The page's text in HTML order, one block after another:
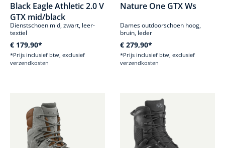
Black Eagle Athletic 2.0 V
GTX mid/black
Dienstschoen mid, zwart, leer-
textiel
€ 179,90*
*Prijs inclusief btw, exclusief
verzendkosten
Nature One GTX Ws
Dames outdoorschoen hoog,
bruin, leder
€ 279,90*
*Prijs inclusief btw, exclusief
verzendkosten